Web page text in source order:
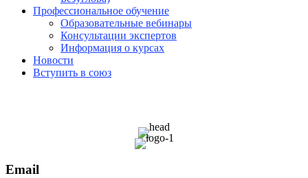
Профессиональное обучение
Образовательные вебинары
Консультации экспертов
Информация о курсах
Новости
Вступить в союз
Email